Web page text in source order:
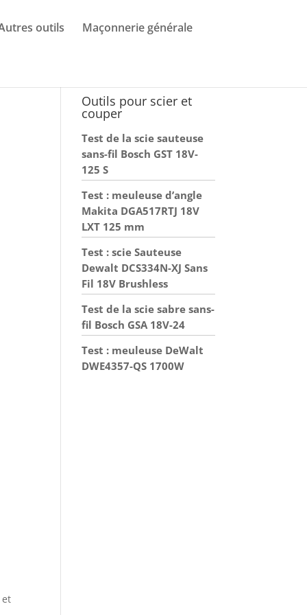
outils Maçonnerie générale
et
Outils pour scier et
couper
Test de la scie sauteuse
sans-fil Bosch GST 18V-
125 S
Test : meuleuse d’angle
Makita DGA517RTJ 18V
LXT 125 mm
Test : scie Sauteuse
Dewalt DCS334N-XJ Sans
Fil 18V Brushless
Test de la scie sabre sans-
fil Bosch GSA 18V-24
Test : meuleuse DeWalt
DWE4357-QS 1700W